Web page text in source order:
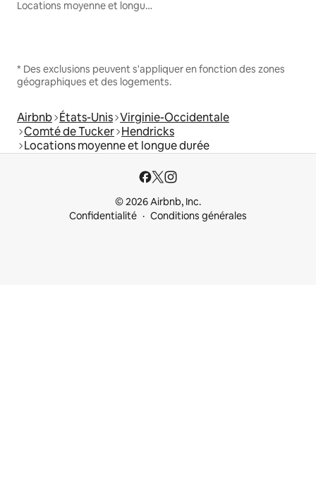
Locations moyenne et longue durée
* Des exclusions peuvent s'appliquer en fonction des zones
géographiques et des logements.
Airbnb États-Unis Virginie-Occidentale
Comté de Tucker Hendricks
Locations moyenne et longue durée
© 2026 Airbnb, Inc.
Confidentialité
Conditions générales